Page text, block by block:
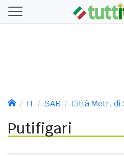
IT SAR Città Metr. di
Putifigari